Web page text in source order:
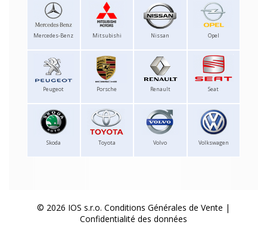
Mercedes-Benz Mitsubishi Nissan Opel
Peugeot Porsche Renault Seat
Skoda Toyota Volvo Volkswagen
© 2026 IOS s.r.o. Conditions Générales de Vente |
Confidentialité des données